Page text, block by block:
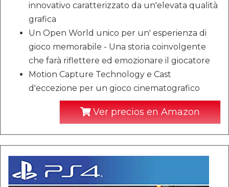
innovativo caratterizzato da un'elevata qualità
grafica
Un Open World unico per un' esperienza di
gioco memorabile - Una storia coinvolgente
che farà riflettere ed emozionare il giocatore
Motion Capture Technology e Cast
d'eccezione per un gioco cinematografico
Ver precios en Amazon